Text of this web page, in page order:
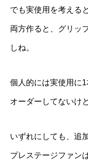
でも実使用を考える
両方作ると、グリッ
しね。
個人的には実使用に1
オーダーしてないけど
いずれにしても、追
プレステージファン